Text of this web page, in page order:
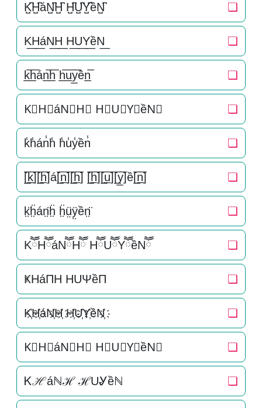
K̺͆H̺͆áN̺͆H̺͆ H̺͆U̺͆Y̺͆ềN̺͆ ❏
K͟H͟áN͟H͟ H͟U͟Y͟ềN͟ ❏
k̲̅h̲̅án̲̅h̲̅ h̲̅u̲̅y̲̅ền̲̅ ❏
K⃣H⃣áN⃣H⃣ H⃣U⃣Y⃣ềN⃣ ❏
k̾h̾án̾h̾ h̾u̾y̾ền̾ ❏
[̲̅k̲̅][̲̅h̲̅]á[̲̅n̲̅][̲̅h̲̅] [̲̅h̲̅][̲̅u̲̅][̲̅y̲̅]ề[̲̅n̲̅] ❏
k̤̈ḧ̤án̤̈ḧ̤ ḧ̤ṳ̈ÿ̤ền̤̈ ❏
KཽHཽáNཽHཽ HཽUཽYཽềNཽ ❏
ҜHáΠH HUΨềΠ ❏
K҉H҉áN҉H҉ H҉U҉Y҉ềN҉ ❏
K⃜H⃜áN⃜H⃜ H⃜U⃜Y⃜ềN⃜ ❏
Ꮶℋáℕℋ ℋUᎽềℕ ❏